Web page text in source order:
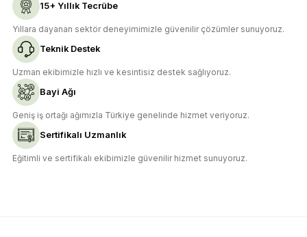
15+ Yıllık Tecrübe
Yıllara dayanan sektör deneyimimizle güvenilir çözümler sunuyoruz.
Teknik Destek
Uzman ekibimizle hızlı ve kesintisiz destek sağlıyoruz.
Bayi Ağı
Geniş iş ortağı ağımızla Türkiye genelinde hizmet veriyoruz.
Sertifikalı Uzmanlık
Eğitimli ve sertifikalı ekibimizle güvenilir hizmet sunuyoruz.